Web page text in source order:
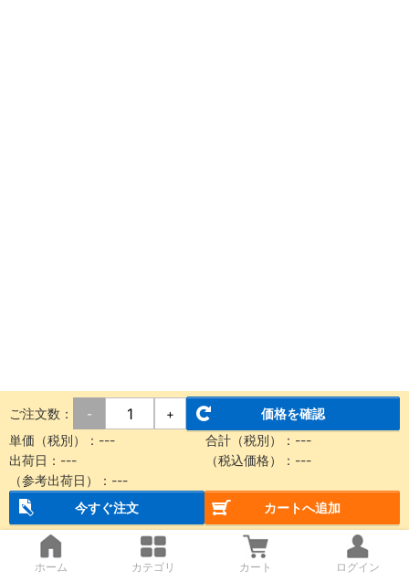
ご注文数： - +
価格を確認
単価（税別）：---
合計（税別）：---
出荷日：---
（税込価格）：---
（参考出荷日）：---
今すぐ注文
カートへ追加
ホーム カテゴリ カート ログイン